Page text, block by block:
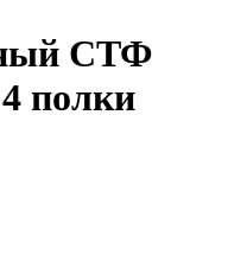
СТФ
полки